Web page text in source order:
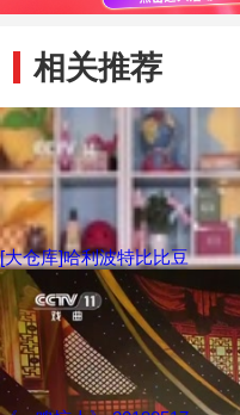
相关推荐
[大仓库]哈利波特比比豆